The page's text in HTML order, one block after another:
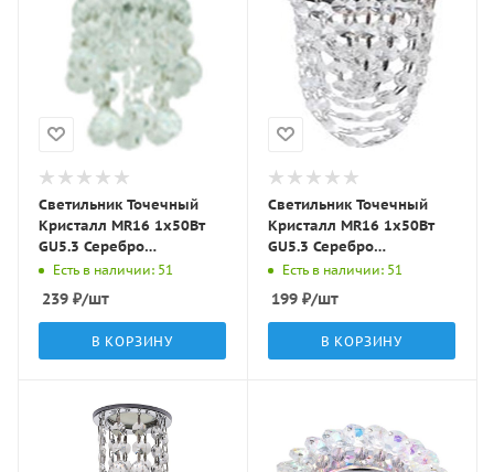
Светильник Точечный
Кристалл MR16 1х50Вт
GU5.3 Серебро
D100х140мм IP20 C5307
Есть в наличии: 51
239 ₽/шт
В КОРЗИНУ
Светильник Точечный
Кристалл MR16 1х50Вт
GU5.3 Серебро
D85х170мм IP20 C5308
Есть в наличии: 51
199 ₽/шт
В КОРЗИНУ